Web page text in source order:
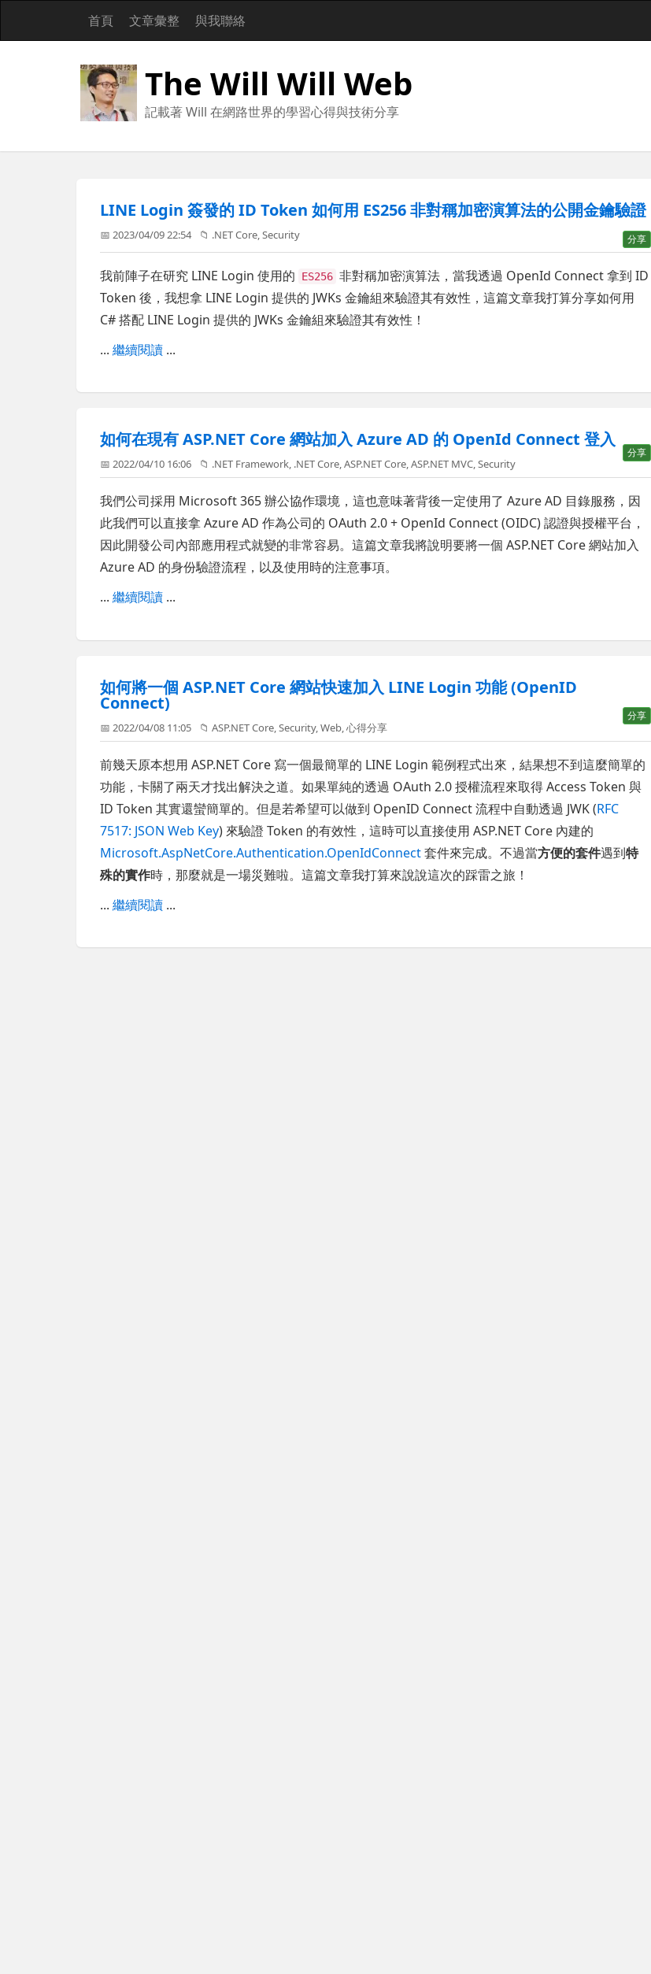
首頁 文章彙整 與我聯絡
The Will Will Web
記載著 Will 在網路世界的學習心得與技術分享
LINE Login 簽發的 ID Token 如何用 ES256 非對稱加密演算法的公開金鑰驗證
分享
📅 2023/04/09 22:54 📁 .NET Core,Security
我前陣子在研究 LINE Login 使用的 ES256 非對稱加密演算法，當我透過 OpenId Connect 拿到 ID
Token 後，我想拿 LINE Login 提供的 JWKs 金鑰組來驗證其有效性，這篇文章我打算分享如何用
C# 搭配 LINE Login 提供的 JWKs 金鑰組來驗證其有效性！
...繼續閱讀 ...
如何在現有 ASP.NET Core 網站加入 Azure AD 的 OpenId Connect 登入
分享
📅 2022/04/10 16:06 📁 .NET Framework, .NET Core,ASP.NET Core,ASP.NET MVC,Security
我們公司採用 Microsoft 365 辦公協作環境，這也意味著背後一定使用了 Azure AD 目錄服務，因
此我們可以直接拿 Azure AD 作為公司的 OAuth 2.0 + OpenId Connect (OIDC) 認證與授權平台，
因此開發公司內部應用程式就變的非常容易。這篇文章我將說明要將一個 ASP.NET Core 網站加入
Azure AD 的身份驗證流程，以及使用時的注意事項。
...繼續閱讀 ...
如何將一個 ASP.NET Core 網站快速加入 LINE Login 功能 (OpenID
Connect)
分享
📅 2022/04/08 11:05 📁ASP.NET Core,Security,Web,心得分享
前幾天原本想用 ASP.NET Core 寫一個最簡單的 LINE Login 範例程式出來，結果想不到這麼簡單的
功能，卡關了兩天才找出解決之道。如果單純的透過 OAuth 2.0 授權流程來取得 Access Token 與
ID Token 其實還蠻簡單的。但是若希望可以做到 OpenID Connect 流程中自動透過 JWK (RFC
7517: JSON Web Key) 來驗證 Token 的有效性，這時可以直接使用 ASP.NET Core 內建的
Microsoft.AspNetCore.Authentication.OpenIdConnect套件來完成。不過當方便的套件遇到特
殊的實作時，那麼就是一場災難啦。這篇文章我打算來說說這次的踩雷之旅！
...繼續閱讀 ...